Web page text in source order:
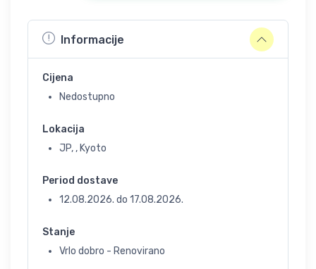
Informacije
Cijena
Nedostupno
Lokacija
JP, , Kyoto
Period dostave
12.08.2026. do 17.08.2026.
Stanje
Vrlo dobro - Renovirano